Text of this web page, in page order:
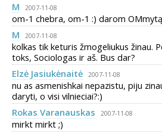
M
2007-11-08
om-1 chebra, om-1 :) darom
M
2007-11-08
kolkas tik keturis žmogeliukus žinau.
toks, Sociologas ir aš. Bus dar?
Elzė Jasiukėnaitė
2007-11-08
nu as asmenishkai nepazistu, piju
daryti, o visi vilnieciai?:)
Rokas Varanauskas
2007-11-08
mirkt mirkt ;)